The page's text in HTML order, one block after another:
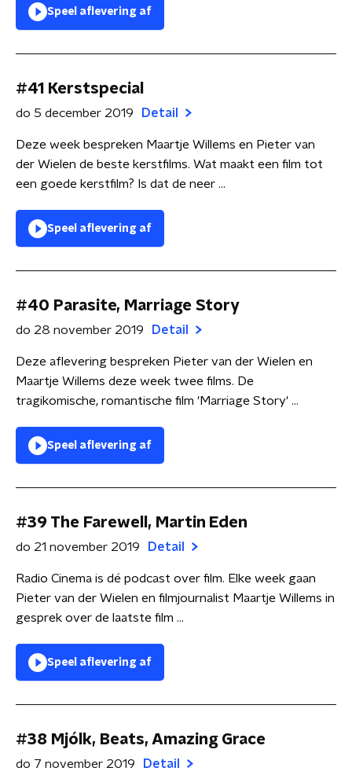
Speel aflevering af
#41 Kerstspecial
do 5 december 2019 Detail
Deze week bespreken Maartje Willems en Pieter van
der Wielen de beste kerstfilms. Wat maakt een film tot
een goede kerstfilm? Is dat de neer ...
Speel aflevering af
#40 Parasite, Marriage Story
do 28 november 2019 Detail
Deze aflevering bespreken Pieter van der Wielen en
Maartje Willems deze week twee films. De
tragikomische, romantische film 'Marriage Story' ...
Speel aflevering af
#39 The Farewell, Martin Eden
do 21 november 2019 Detail
Radio Cinema is dé podcast over film. Elke week gaan
Pieter van der Wielen en filmjournalist Maartje Willems in
gesprek over de laatste film ...
Speel aflevering af
#38 Mjólk, Beats, Amazing Grace
do 7 november 2019 Detail